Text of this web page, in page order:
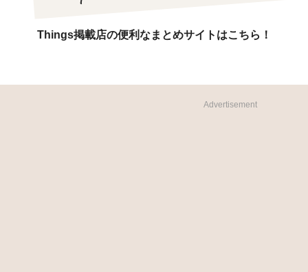
Things掲載店の便利なまとめサイトはこちら！
Advertisement